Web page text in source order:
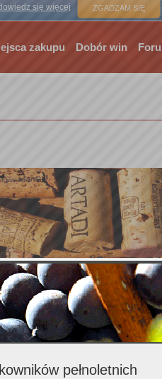
się więcej ZGADZAM SIĘ
Strona główna
zakupu Dobór win
Christmas" grupy Wham zaczęli już
specjalnyŚwiąteczny Panel
karpia, makowca czy też
nie zapominajmy, że to okres
w winnicach?
pełnoletnich